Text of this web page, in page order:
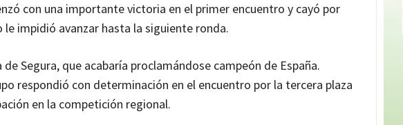
con una importante victoria en el primer encuentro y cayó por
impidió avanzar hasta la siguiente ronda.
Segura, que acabaría proclamándose campeón de España.
respondió con determinación en el encuentro por la tercera plaza
en la competición regional.